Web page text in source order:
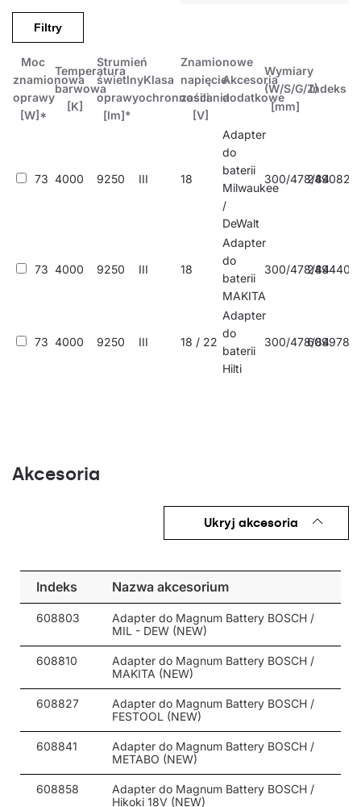
Filtry
Moc
znamionowa
oprawy
[W]*
Temperatura
barwowa
[K]
Strumień
świetlny
oprawy
[lm]*
Klasa
ochronności
Znamionowe
napięcie
zasilania
[V]
Akcesoria
dodatkowe
Wymiary
(W/S/G/Z)
[mm]
Indeks
73 4000 9250 III 18
Adapter
do
baterii
Milwaukee
/
DeWalt
300/478/84249082
73 4000 9250 III 18
Adapter
do
baterii
MAKITA
300/478/84249440
73 4000 9250 III 18 / 22
Adapter
do
baterii
Hilti
300/478/84609978
Akcesoria
Ukryj akcesoria
Indeks Nazwa akcesorium
608803
Adapter do Magnum Battery BOSCH /
MIL - DEW (NEW)
608810
Adapter do Magnum Battery BOSCH /
MAKITA (NEW)
608827
Adapter do Magnum Battery BOSCH /
FESTOOL (NEW)
608841
Adapter do Magnum Battery BOSCH /
METABO (NEW)
608858
Adapter do Magnum Battery BOSCH /
Hikoki 18V (NEW)